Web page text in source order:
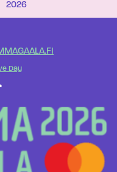
2026
Day